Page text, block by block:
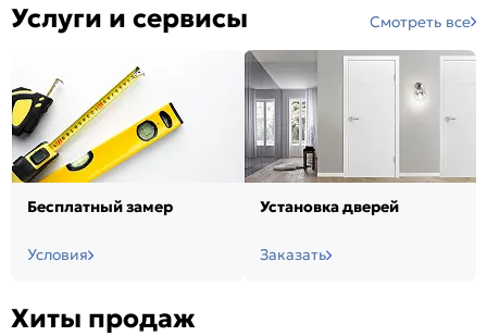
Услуги и сервисы Смотреть все
Бесплатный замер
Условия
Установка дверей
Заказать
Хиты продаж